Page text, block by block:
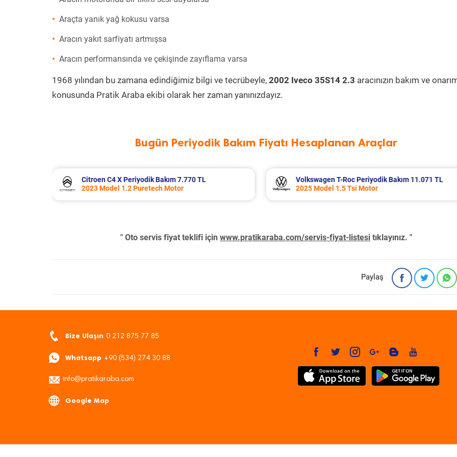
Araçta yanık yağ kokusu varsa
Aracın yakıt sarfiyatı artmışsa
Aracın performansında ve çekişinde zayıflama varsa
1968 yılından bu zamana edindiğimiz bilgi ve tecrübeyle, 2002 Iveco 35S14 2.3 aracınızın bakım ve
konusunda Pratik Araba ekibi olarak her zaman yanınızdayız.
Bugün Periyodik Bakım Fiyatı Hesaplanan Araçlar
Volkswagen T-Roc Periyodik Bakım 11.071 TL
2025 Model 1.5 Tsi Motor
Bmw 5 Serisi Periyodik Bakım 13.918 TL
2021 Model 520i Motor
" Oto servis fiyat teklifi için www.pratikaraba.com/servis-fiyat-listesi tıklayınız. "
Paylaş
Bize Ulaşın 0 212 875 77 85
Whatsapp +90 (534) 274 30 88
info@pratikaraba.com
Google Map